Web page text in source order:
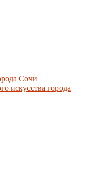
Сочи
искусства города